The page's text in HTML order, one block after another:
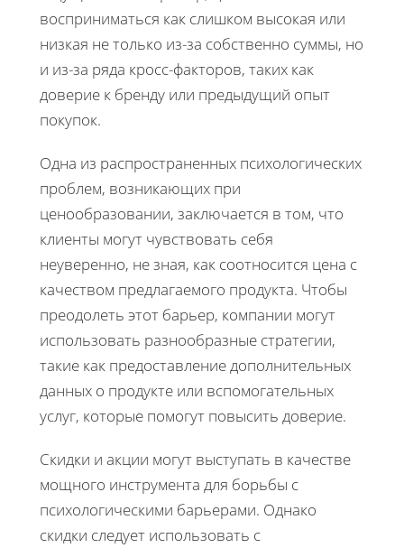
восприниматься как слишком высокая или
низкая не только из-за собственно суммы, но
и из-за ряда кросс-факторов, таких как
доверие к бренду или предыдущий опыт
покупок.
Одна из распространенных психологических
проблем, возникающих при
ценообразовании, заключается в том, что
клиенты могут чувствовать себя
неуверенно, не зная, как соотносится цена с
качеством предлагаемого продукта. Чтобы
преодолеть этот барьер, компании могут
использовать разнообразные стратегии,
такие как предоставление дополнительных
данных о продукте или вспомогательных
услуг, которые помогут повысить доверие.
Скидки и акции могут выступать в качестве
мощного инструмента для борьбы с
психологическими барьерами. Однако
скидки следует использовать с